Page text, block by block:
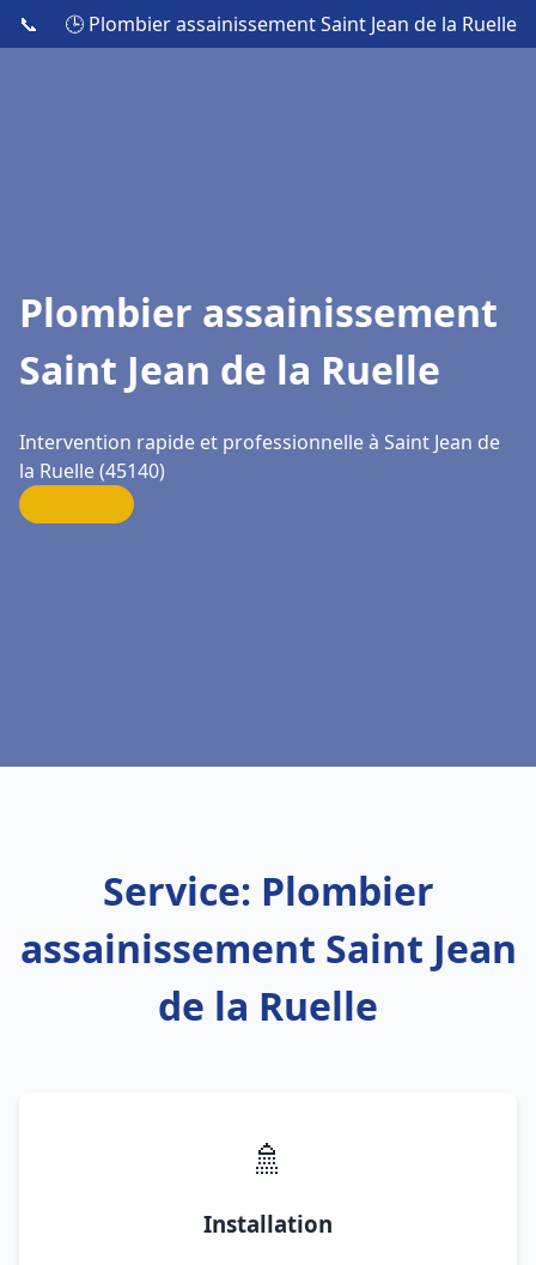
📞 🕒 Plombier assainissement Saint Jean de la Ruelle
Plombier assainissement
Saint Jean de la Ruelle
Intervention rapide et professionnelle à Saint Jean de
la Ruelle (45140)
Service: Plombier
assainissement Saint Jean
de la Ruelle
🚿
Installation